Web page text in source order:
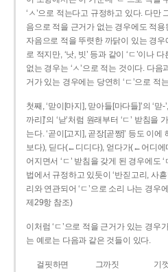
‘ㅅ’으로 적는다고 규정하고 있다. 다만
음으로 적을 근거가 없는 경우에도 적용
자음으로 적을 뚜렷한 까닭이 있는 경우
로 적지만, ‘낫, 빗’ 등과 같이 ‘ㄷ’이나
없는 경우는 ‘ㅅ’으로 적는 것이다. 다음
거가 있는 경우에는 당연히 ‘ㄷ’으로 적
첫째, ‘맏이[마지], 맏아들[마다들]’의 ‘맏-
까리]’의 ‘낟’처럼 원래부터 ‘ㄷ’ 받침을
는다. ‘곧이[고지], 곧장[곧짱]’ 등도 이
보다), 딛다(←디디다), 얻다가(←어디에
어지면서 ‘ㄷ’ 받침을 갖게 된 경우에도
법에서 규정하고 있듯이 ‘반짇고리, 사흗
리와 연관되어 ‘ㄷ’으로 소리 나는 경우
제29항 참조)
이처럼 ‘ㄷ’으로 적을 근거가 있는 경우
는 예로는 다음과 같은 것들이 있다.
걸핏하면 그까짓 기껏